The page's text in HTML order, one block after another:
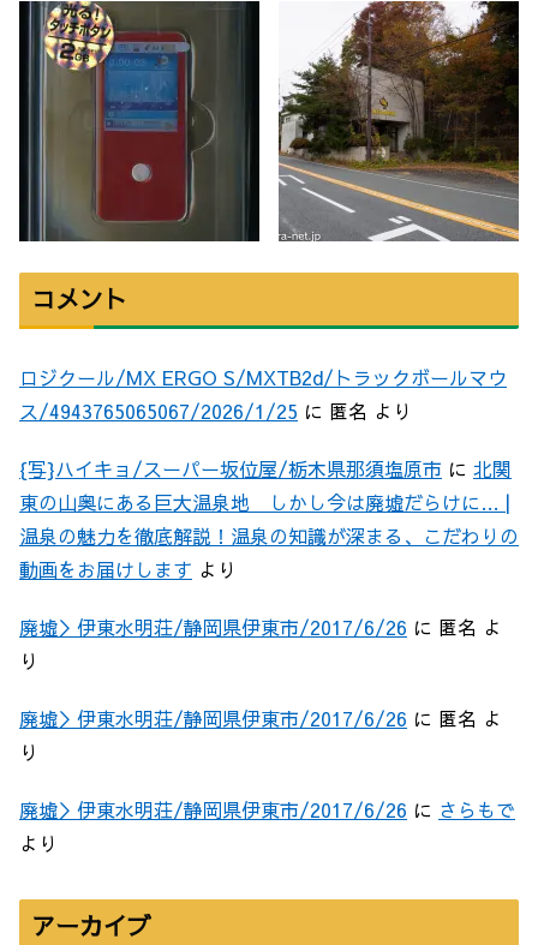
コメント
ロジクール/MX ERGO S/MXTB2d/トラックボールマウ
ス/4943765065067/2026/1/25 に 匿名 より
{写}ハイキョ/スーパー坂位屋/栃木県那須塩原市 に 北関
東の山奥にある巨大温泉地 しかし今は廃墟だらけに… |
温泉の魅力を徹底解説！温泉の知識が深まる、こだわりの
動画をお届けします より
廃墟＞伊東水明荘/静岡県伊東市/2017/6/26 に 匿名 よ
り
廃墟＞伊東水明荘/静岡県伊東市/2017/6/26 に 匿名 よ
り
廃墟＞伊東水明荘/静岡県伊東市/2017/6/26 に さらもで
より
アーカイブ